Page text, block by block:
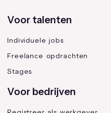
Voor talenten
Individuele jobs
Freelance opdrachten
Stages
Voor bedrijven